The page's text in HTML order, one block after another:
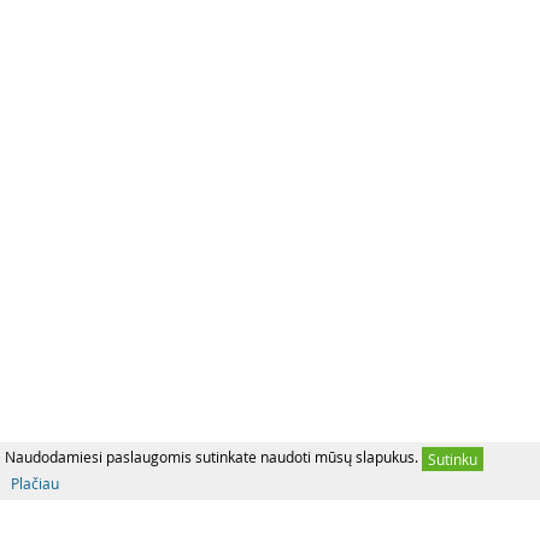
Naudodamiesi paslaugomis sutinkate naudoti mūsų slapukus. Sutinku
Plačiau